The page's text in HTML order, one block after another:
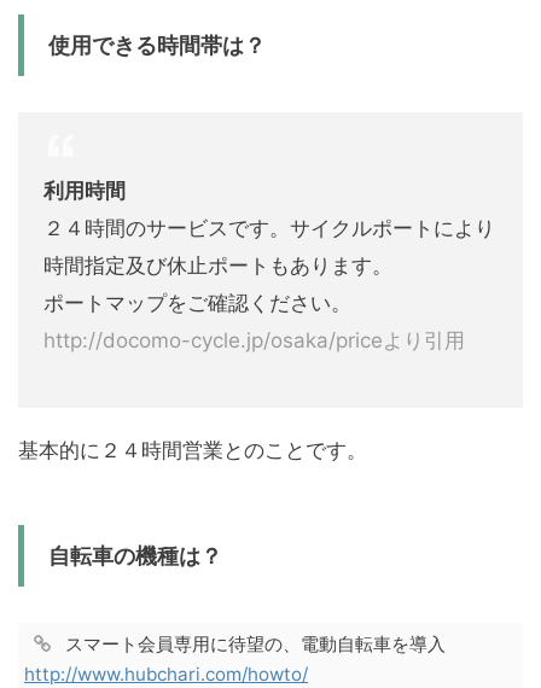
使用できる時間帯は？
利用時間
２４時間のサービスです。サイクルポートにより
時間指定及び休止ポートもあります。
ポートマップをご確認ください。
http://docomo-cycle.jp/osaka/priceより引用
基本的に２４時間営業とのことです。
自転車の機種は？
スマート会員専用に待望の、電動自転車を導入
http://www.hubchari.com/howto/